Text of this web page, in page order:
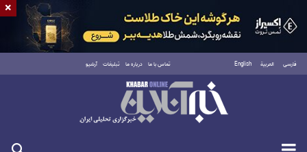
فارسی العربية English تماس با ما درباره ما تبلیغات آرشیو
شنبه ۱۷ مرداد ۱۴۰۵
×